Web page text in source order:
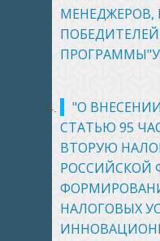
"О
СТАТЬЮ 95
ВТОРУЮ
РОССИЙСКОЙ
НАЛОГОВЫХ